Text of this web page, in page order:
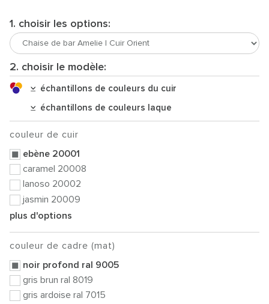
1. choisir les options:
2. choisir le modèle:
échantillons de couleurs du cuir
échantillons de couleurs laque
couleur de cuir
ebène 20001
caramel 20008
lanoso 20002
jasmin 20009
plus d'options
couleur de cadre (mat)
noir profond ral 9005
gris brun ral 8019
gris ardoise ral 7015